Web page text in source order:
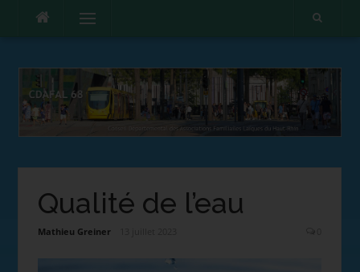
Menu
Qualité de l’eau
Mathieu Greiner